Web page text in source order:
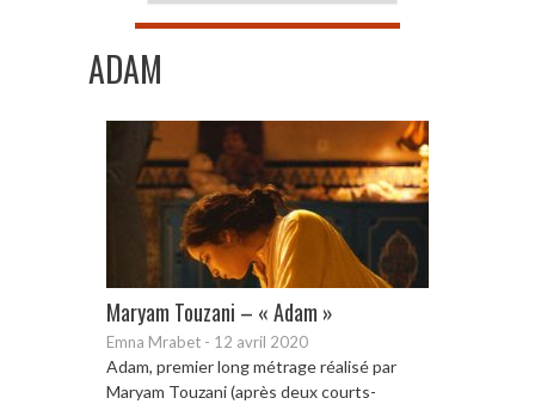
ADAM
Maryam Touzani – « Adam »
Emna Mrabet - 12 avril 2020
Adam, premier long métrage réalisé par
Maryam Touzani (après deux courts-